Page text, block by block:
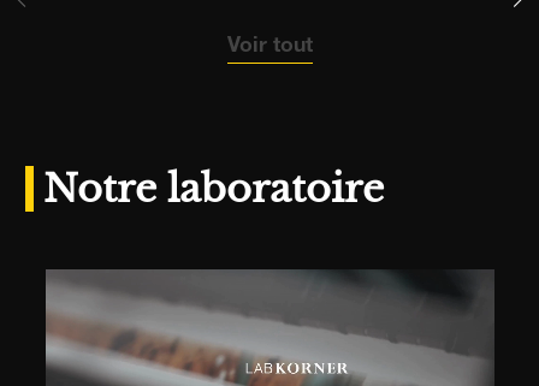
Voir tout
Notre laboratoire